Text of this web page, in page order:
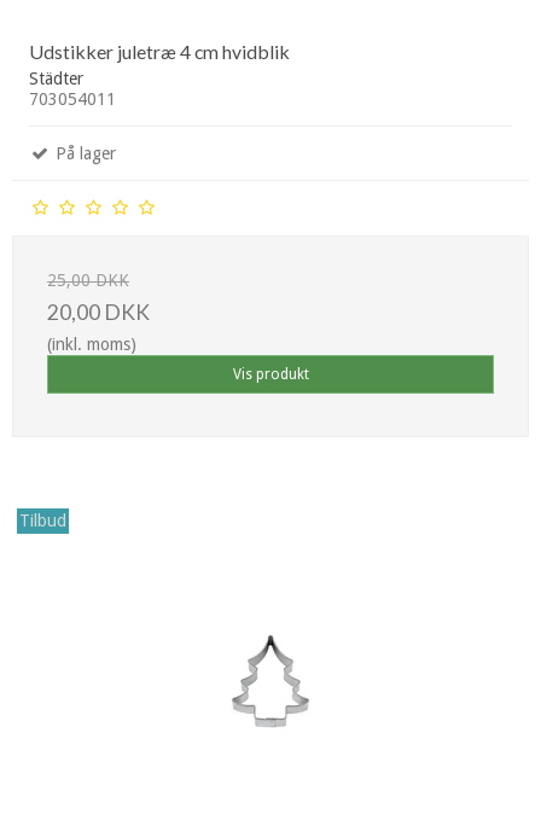
Udstikker juletræ 4 cm hvidblik
Städter
703054011
På lager
25,00 DKK
20,00 DKK
(inkl. moms)
Vis produkt
Tilbud